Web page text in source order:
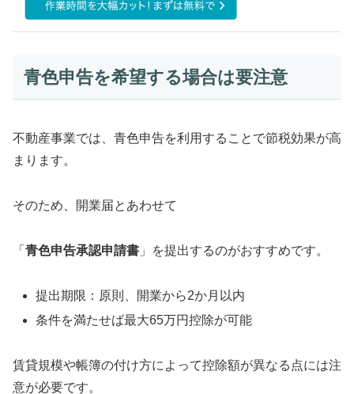
青色申告を希望する場合は要注意
不動産事業では、青色申告を利用することで節税効果が高
まります。
そのため、開業届とあわせて
「 青色申告承認申請書 」を提出するのがおすすめです。
提出期限：原則、開業から2か月以内
条件を満たせば最大65万円控除が可能
賃貸規模や帳簿の付け方によって控除額が異なる点には注
意が必要です。